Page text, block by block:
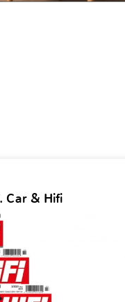
Car & Hifi